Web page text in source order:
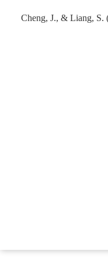
Cheng, J., & Liang, S.